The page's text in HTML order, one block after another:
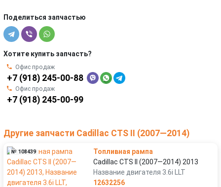
Поделиться запчастью
Хотите купить запчасть?
Офис продаж
+7 (918) 245-00-88
Офис продаж
+7 (918) 245-00-99
Другие запчасти Cadillac CTS II (2007—2014)
№ 108439
Топливная рампа
Cadillac CTS II (2007—2014) 2013
Название двигателя 3.6i LLT
12632256